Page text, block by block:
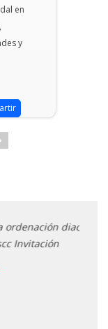
en
y
Hno. Luis